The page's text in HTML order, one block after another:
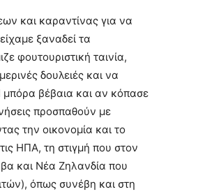
και καραντίνας για να
ξαναδεί τα
φουτουριστική ταινία,
δουλειές και να
βέβαια και αν κόπασε
προσπαθούν με
την οικονομία και το
ΗΠΑ, τη στιγμή που στον
και Νέα Ζηλανδία που
όπως συνέβη και στη